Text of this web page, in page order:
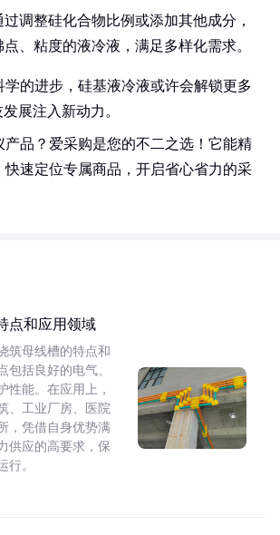
过调整硅化合物比例或添加其他成分，
、粘度的液冷液，满足多样化需求。
学的进步，硅基液冷液或许会解锁更多
展注入新动力。
产品？爱采购是您的不二之选！它能精
快速定位专属商品，开启省心省力的采
点和应用领域
筑母线槽的特点和
包括良好的电气、
性能。在应用上，
、工业厂房、医院
，凭借自身优势满
供应的高要求，保
行。